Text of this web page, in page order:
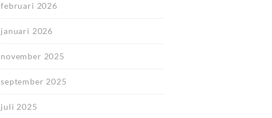
februari 2026
januari 2026
november 2025
september 2025
juli 2025